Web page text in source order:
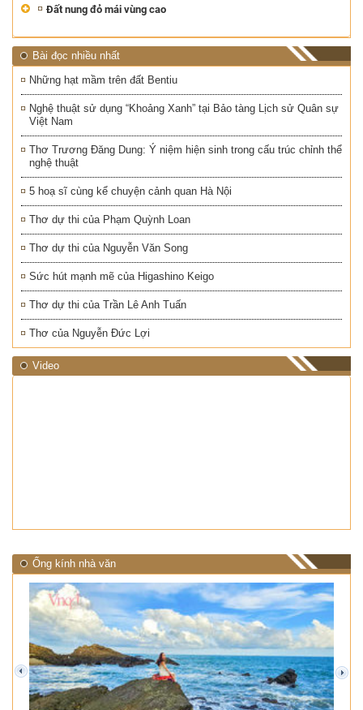
Đất nung đỏ mái vùng cao
Bài đọc nhiều nhất
Những hạt mầm trên đất Bentiu
Nghệ thuật sử dụng “Khoảng Xanh” tại Bảo tàng Lịch sử Quân sự
Việt Nam
Thơ Trương Đăng Dung: Ý niệm hiện sinh trong cấu trúc chỉnh thể
nghệ thuật
5 hoạ sĩ cùng kể chuyện cảnh quan Hà Nội
Thơ dự thi của Phạm Quỳnh Loan
Thơ dự thi của Nguyễn Văn Song
Sức hút mạnh mẽ của Higashino Keigo
Thơ dự thi của Trần Lê Anh Tuấn
Thơ của Nguyễn Đức Lợi
Video
Ống kính nhà văn
prev next